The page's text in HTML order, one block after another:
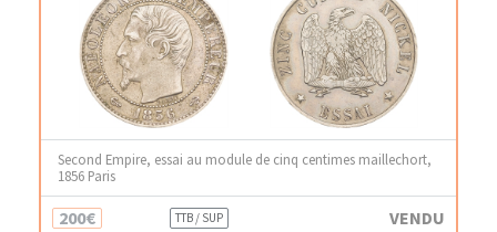
Second Empire, essai au module de cinq centimes maillechort,
1856 Paris
200€ TTB / SUP VENDU